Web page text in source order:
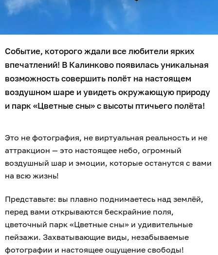
Событие, которого ждали все любители ярких
впечатлений! В Калинково появилась уникальная
возможность совершить полёт на настоящем
воздушном шаре и увидеть окружающую природу
и парк «Цветные сны» с высоты птичьего полёта!
Это не фотография, не виртуальная реальность и не
аттракцион — это настоящее небо, огромный
воздушный шар и эмоции, которые останутся с вами
на всю жизнь!
Представьте: вы плавно поднимаетесь над землёй,
перед вами открываются бескрайние поля,
цветочный парк «Цветные сны» и удивительные
пейзажи. Захватывающие виды, незабываемые
фотографии и настоящее ощущение свободы!